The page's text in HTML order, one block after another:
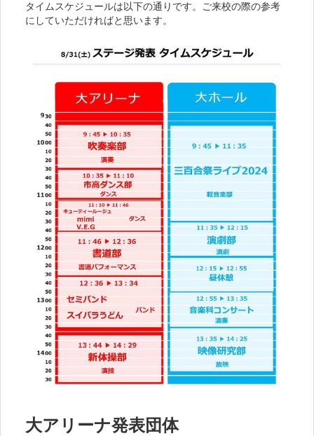
タイムスケジュールは以下の通りです。ご来校の際の参考
にしていただければと思います。
大アリーナ発表団体